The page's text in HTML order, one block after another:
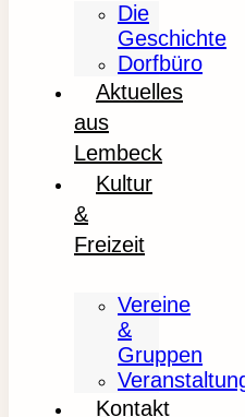
Die
Geschichte
Dorfbüro
Aktuelles
aus
Lembeck
Kultur
&
Freizeit
Vereine
&
Gruppen
Kontakt